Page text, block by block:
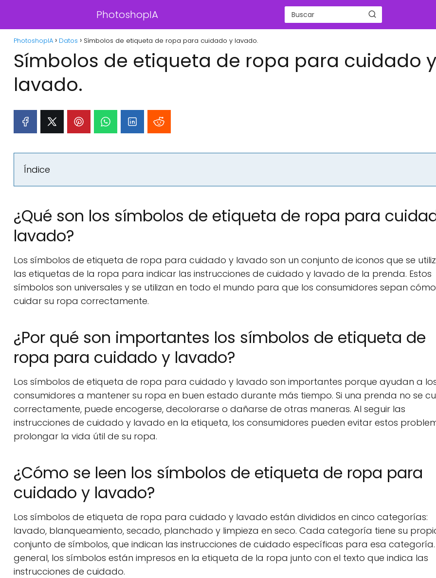
PhotoshopIA
PhotoshopIA Datos Símbolos de etiqueta de ropa para cuidado y lavado.
Símbolos de etiqueta de ropa para cuidado y
lavado.
Índice
¿Qué son los símbolos de etiqueta de ropa para
lavado?
Los símbolos de etiqueta de ropa para cuidado y lavado son un conjunto de iconos que se
las etiquetas de la ropa para indicar las instrucciones de cuidado y lavado de la prenda. Estos
símbolos son universales y se utilizan en todo el mundo para que los consumidores sepan cómo
cuidar su ropa correctamente.
¿Por qué son importantes los símbolos de etiqueta de
ropa para cuidado y lavado?
Los símbolos de etiqueta de ropa para cuidado y lavado son importantes porque ayudan a
consumidores a mantener su ropa en buen estado durante más tiempo. Si una prenda no se
correctamente, puede encogerse, decolorarse o dañarse de otras maneras. Al seguir las
instrucciones de cuidado y lavado en la etiqueta, los consumidores pueden evitar estos
prolongar la vida útil de su ropa.
¿Cómo se leen los símbolos de etiqueta de ropa para
cuidado y lavado?
Los símbolos de etiqueta de ropa para cuidado y lavado están divididos en cinco categorías:
lavado, blanqueamiento, secado, planchado y limpieza en seco. Cada categoría tiene su
conjunto de símbolos, que indican las instrucciones de cuidado específicas para esa categoría.
general, los símbolos están impresos en la etiqueta de la ropa junto con el texto que indica las
instrucciones de cuidado.